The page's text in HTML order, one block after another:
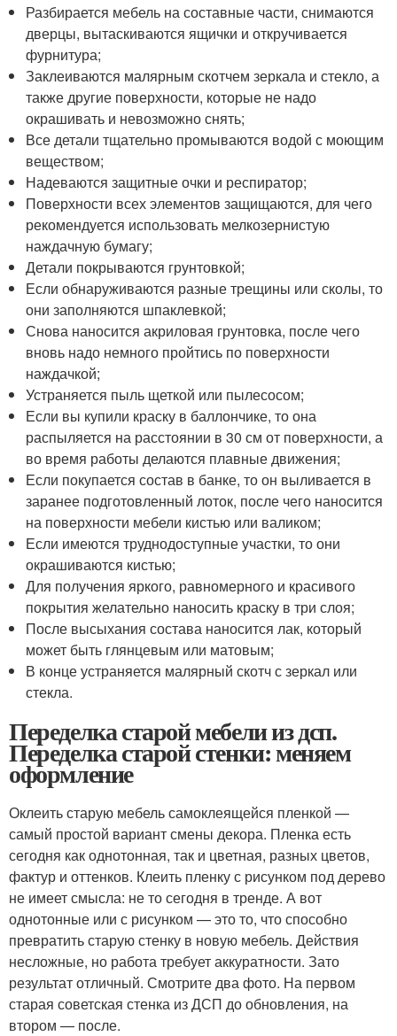
Разбирается мебель на составные части, снимаются
дверцы, вытаскиваются ящички и откручивается
фурнитура;
Заклеиваются малярным скотчем зеркала и стекло, а
также другие поверхности, которые не надо
окрашивать и невозможно снять;
Все детали тщательно промываются водой с моющим
веществом;
Надеваются защитные очки и респиратор;
Поверхности всех элементов защищаются, для чего
рекомендуется использовать мелкозернистую
наждачную бумагу;
Детали покрываются грунтовкой;
Если обнаруживаются разные трещины или сколы, то
они заполняются шпаклевкой;
Снова наносится акриловая грунтовка, после чего
вновь надо немного пройтись по поверхности
наждачкой;
Устраняется пыль щеткой или пылесосом;
Если вы купили краску в баллончике, то она
распыляется на расстоянии в 30 см от поверхности, а
во время работы делаются плавные движения;
Если покупается состав в банке, то он выливается в
заранее подготовленный лоток, после чего наносится
на поверхности мебели кистью или валиком;
Если имеются труднодоступные участки, то они
окрашиваются кистью;
Для получения яркого, равномерного и красивого
покрытия желательно наносить краску в три слоя;
После высыхания состава наносится лак, который
может быть глянцевым или матовым;
В конце устраняется малярный скотч с зеркал или
стекла.
Переделка старой мебели из дсп.
Переделка старой стенки: меняем
оформление
Оклеить старую мебель самоклеящейся пленкой —
самый простой вариант смены декора. Пленка есть
сегодня как однотонная, так и цветная, разных цветов,
фактур и оттенков. Клеить пленку с рисунком под дерево
не имеет смысла: не то сегодня в тренде. А вот
однотонные или с рисунком — это то, что способно
превратить старую стенку в новую мебель. Действия
несложные, но работа требует аккуратности. Зато
результат отличный. Смотрите два фото. На первом
старая советская стенка из ДСП до обновления, на
втором — после.